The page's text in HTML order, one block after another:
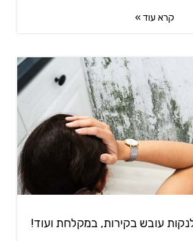
קרא עוד »
עובש בקירות, במקלחת ועוד!